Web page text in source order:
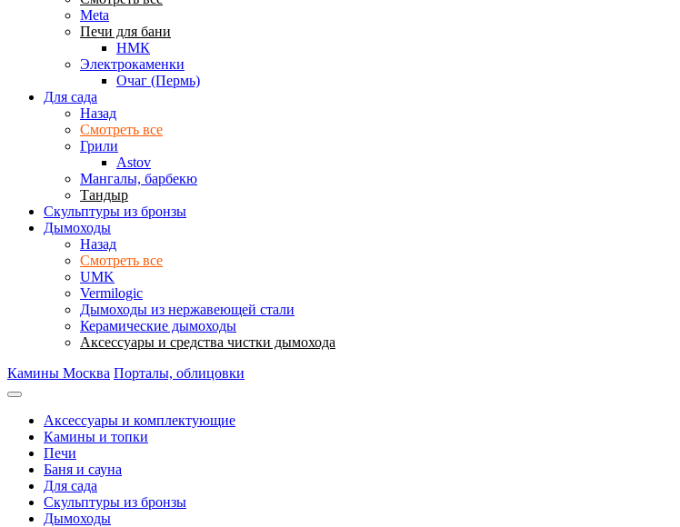
Meta
Печи для бани
НМК
Электрокаменки
Очаг (Пермь)
Для сада
Назад
Смотреть все
Грили
Astov
Мангалы, барбекю
Тандыр
Скульптуры из бронзы
Дымоходы
Назад
Смотреть все
UMK
Vermilogic
Дымоходы из нержавеющей стали
Керамические дымоходы
Аксессуары и средства чистки дымохода
Камины Москва Порталы, облицовки
Аксессуары и комплектующие
Камины и топки
Печи
Баня и сауна
Для сада
Скульптуры из бронзы
Дымоходы